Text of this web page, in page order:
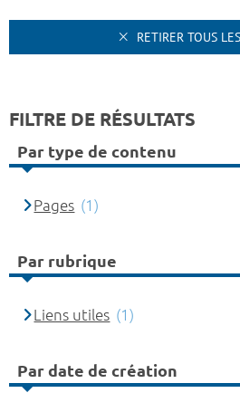
RETIRER TOUS
FILTRE DE RÉSULTATS
Par type de contenu
Pages (1)
Par rubrique
Liens utiles (1)
Par date de création